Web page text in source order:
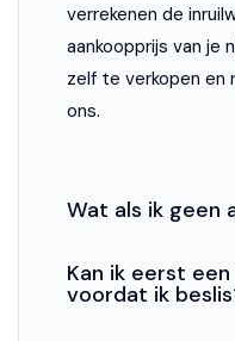
Airbag(s) side voor
Airbag bestuurder
Airbag passagier
Anti Blokkeer Systeem
Cruise control
verrekenen de
aankoopprijs van je
zelf te verkopen en
ons.
Wat als ik geen
Kan ik eerst
voordat ik